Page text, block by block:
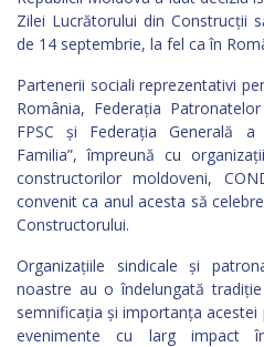
Zilei Lucrătorului din Construcții
de 14 septembrie, la fel ca în
Partenerii sociali reprezentativi
România, Federația
FPSC și Federația Generală a
Familia”, împreună cu
constructorilor moldoveni,
convenit ca anul acesta să
Constructorului.
Organizațiile sindicale și
noastre au o îndelungată
semnificația și importanța
evenimente cu larg impact